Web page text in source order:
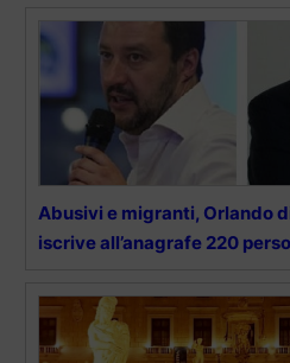
Abusivi e migranti, Orlando
iscrive all’anagrafe 220